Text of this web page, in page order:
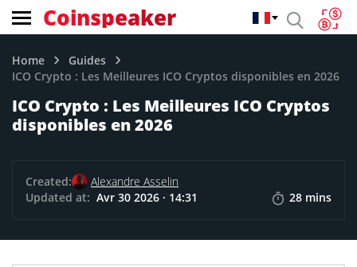
Coinspeaker
Home
Guides
ICO Crypto : Les Meilleures ICO Cryptos disponibles en 2026
ICO Crypto : Les Meilleures ICO Cryptos
disponibles en 2026
Created:
Alexandre Asselin
Updated at: Avr 30 2026 · 14:31 28 mins